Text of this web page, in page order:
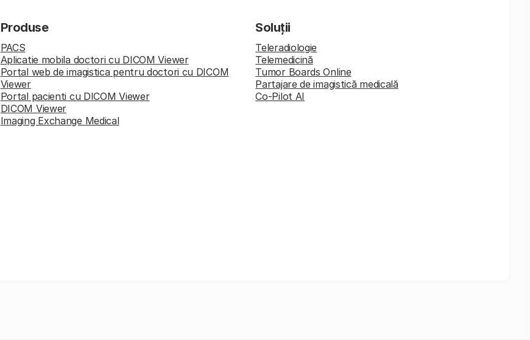
Produse
PACS
Aplicatie mobila doctori cu DICOM Viewer
Portal web de imagistica pentru doctori cu DICOM
Viewer
Portal pacienti cu DICOM Viewer
DICOM Viewer
Imaging Exchange Medical
Soluții
Teleradiologie
Telemedicină
Tumor Boards Online
Partajare de imagistică medicală
Co-Pilot AI